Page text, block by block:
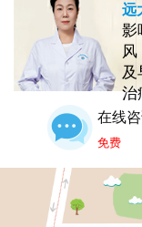
远
影
及
治
在线
免费